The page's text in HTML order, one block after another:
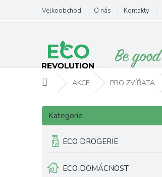
obsah
Velkoobchod O nás Kontakty
Domů AKCE PRO ZVÍŘATA
P
s
n
Přeskočit
kategorie
Kategorie
ECO DROGERIE
ECO DOMÁCNOST